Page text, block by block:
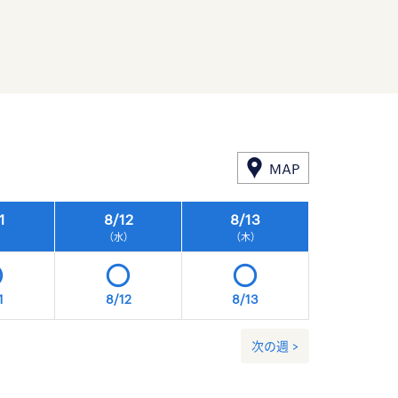
MAP
8/12
（水）
8/13
（木）
8/12 8/13
次の週 >